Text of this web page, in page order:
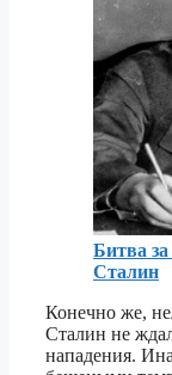
Битва
Сталин
Конечно же,
Сталин не
нападения.